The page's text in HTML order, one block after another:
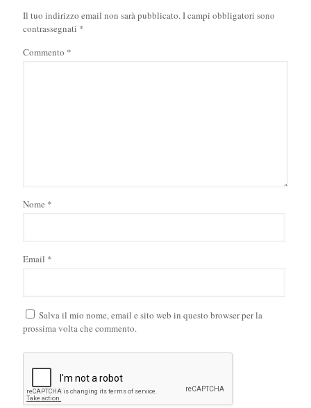
Il tuo indirizzo email non sarà pubblicato.I campi obbligatori sono
contrassegnati *
Commento *
Nome *
Email *
Salva il mio nome, email e sito web in questo browser per la
prossima volta che commento.